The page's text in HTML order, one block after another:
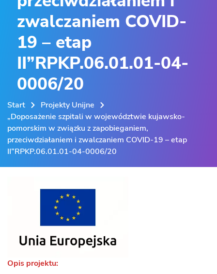
zwalczaniem COVID-
19 – etap
II”RPKP.06.01.01-04-
0006/20
Start
Projekty Unijne
„Doposażenie szpitali w województwie kujawsko-
pomorskim w związku z zapobieganiem,
przeciwdziałaniem i zwalczaniem COVID-19 – etap
II”RPKP.06.01.01-04-0006/20
Opis projektu: